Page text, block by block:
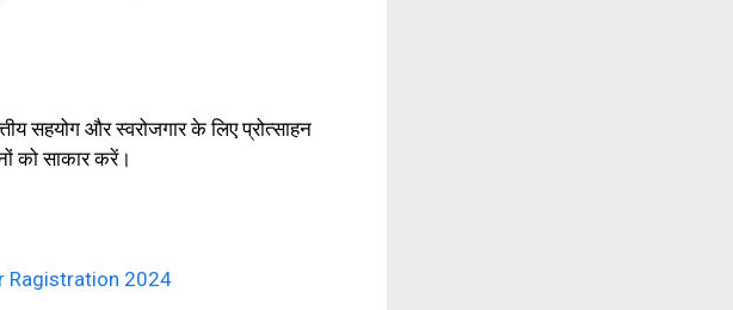
सहयोग और स्वरोजगार के लिए प्रोत्साहन
को साकार करें।
Ragistration 2024